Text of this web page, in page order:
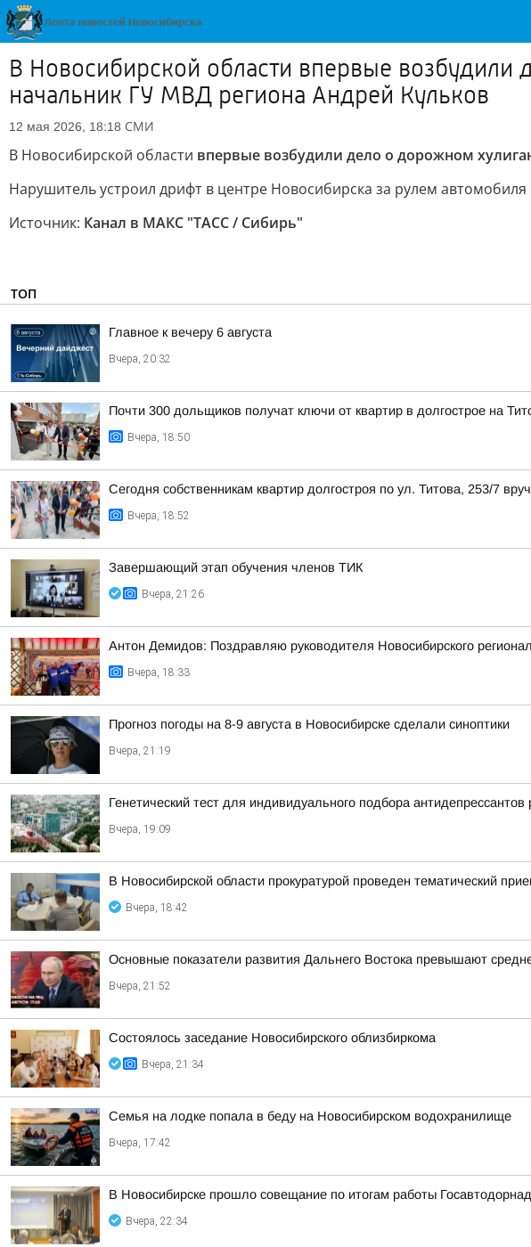
В Новосибирской области впервые
начальник ГУ МВД региона Андрей Кульков
12 мая 2026, 18:18 СМИ
В Новосибирской области впервые возбудили дело о дорожном
Нарушитель устроил дрифт в центре Новосибирска за рулем
Источник: Канал в МАКС "ТАСС / Сибирь"
ТОП
Главное к вечеру 6 августа
Вчера, 20:32
Почти 300 дольщиков получат ключи от квартир в долгострое на
Вчера, 18:50
Сегодня собственникам квартир долгостроя по ул. Титова, 253/7
Вчера, 18:52
Завершающий этап обучения членов ТИК
Вчера, 21:26
Антон Демидов: Поздравляю руководителя Новосибирского
Вчера, 18:33
Прогноз погоды на 8-9 августа в Новосибирске сделали синоптики
Вчера, 21:19
Генетический тест для индивидуального подбора
Вчера, 19:09
В Новосибирской области прокуратурой проведен тематический
Вчера, 18:42
Основные показатели развития Дальнего Востока превышают
Вчера, 21:52
Состоялось заседание Новосибирского облизбиркома
Вчера, 21:34
Семья на лодке попала в беду на Новосибирском водохранилище
Вчера, 17:42
В Новосибирске прошло совещание по итогам работы
Вчера, 22:34